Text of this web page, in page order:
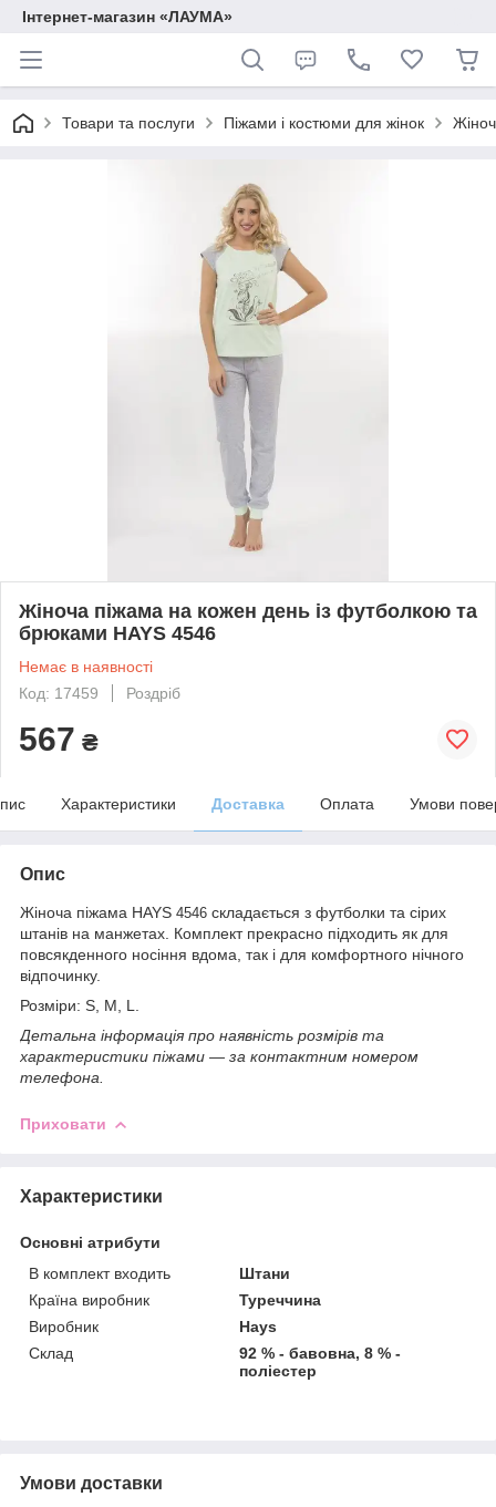
Інтернет-магазин «ЛАУМА»
Товари та послуги Піжами і костюми для жінок
Жіноча піжама на кожен день із футболкою та
брюками HAYS 4546
Немає в наявності
Код: 17459
Роздріб
567 ₴
Характеристики Доставка Оплата Умови
Опис
Жіноча піжама HAYS 4546 складається з футболки та сірих
штанів на манжетах. Комплект прекрасно підходить як для
повсякденного носіння вдома, так і для комфортного нічного
відпочинку.
Розміри: S, M, L.
Детальна інформація про наявність розмірів та
характеристики піжами — за контактним номером
телефона.
Приховати
Характеристики
Основні атрибути
В комплект входить
Штани
Країна виробник
Туреччина
Виробник
Hays
Склад
92 % - бавовна, 8 % -
поліестер
Умови доставки